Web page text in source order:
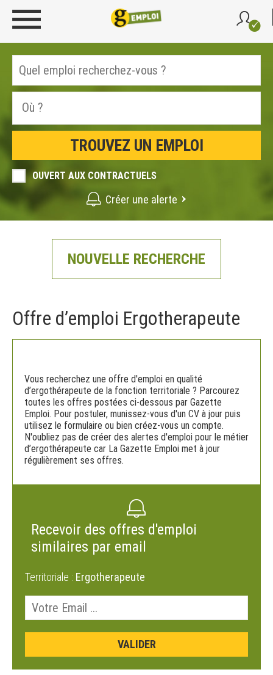
OUVERT AUX CONTRACTUELS
Créer une alerte
NOUVELLE RECHERCHE
Offre d’emploi Ergotherapeute
Vous recherchez une offre d'emploi en qualité
d’ergothérapeute de la fonction territoriale ? Parcourez
toutes les offres postées ci-dessous par Gazette
Emploi. Pour postuler, munissez-vous d'un CV à jour puis
utilisez le formulaire ou bien créez-vous un compte.
N'oubliez pas de créer des alertes d'emploi pour le métier
d’ergothérapeute car La Gazette Emploi met à jour
régulièrement ses offres.
Recevoir des offres d'emploi
similaires par email
Territoriale : Ergotherapeute